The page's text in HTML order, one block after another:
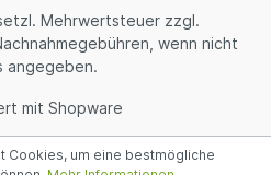
Mehrwertsteuer zzgl.
wenn nicht
angegeben.
mit Shopware
Cookies, um eine bestmögliche